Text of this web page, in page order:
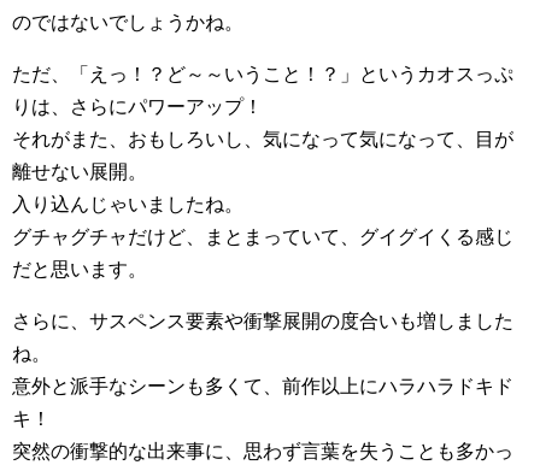
のではないでしょうかね。
ただ、「えっ！？ど～～いうこと！？」というカオスっぷ
りは、さらにパワーアップ！
それがまた、おもしろいし、気になって気になって、目が
離せない展開。
入り込んじゃいましたね。
グチャグチャだけど、まとまっていて、グイグイくる感じ
だと思います。
さらに、サスペンス要素や衝撃展開の度合いも増しました
ね。
意外と派手なシーンも多くて、前作以上にハラハラドキド
キ！
突然の衝撃的な出来事に、思わず言葉を失うことも多かっ